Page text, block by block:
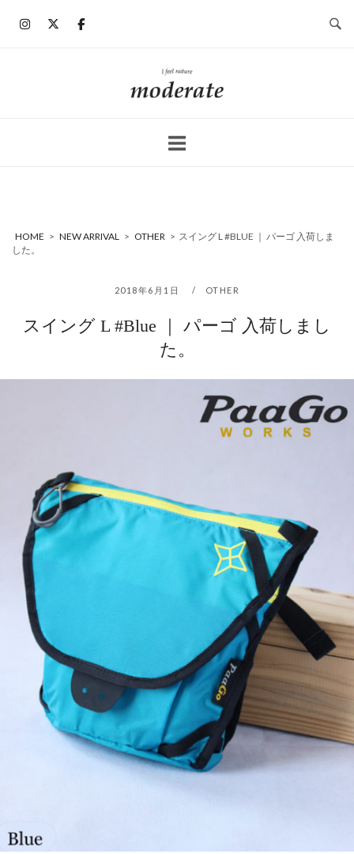
ホ
ー
HOME > NEW ARRIVAL > OTHER > スイング L #BLUE ｜ パーゴ 入荷しま
した。
2018年6月1日 OTHER
スイング L #Blue ｜ パーゴ 入荷しまし
た。